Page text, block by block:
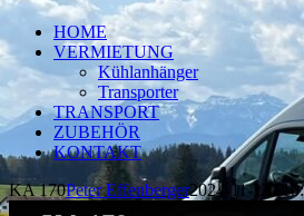
HOME
VERMIETUNG
Kühlanhänger
Transporter
TRANSPORT
ZUBEHÖR
KONTAKT
KA 170Peter Effenberger2024-11-